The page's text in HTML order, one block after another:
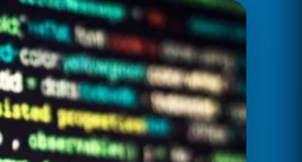
recomendamos Llama 3.3
más capaz con licencia
4 está prohibido en la
de licencia.